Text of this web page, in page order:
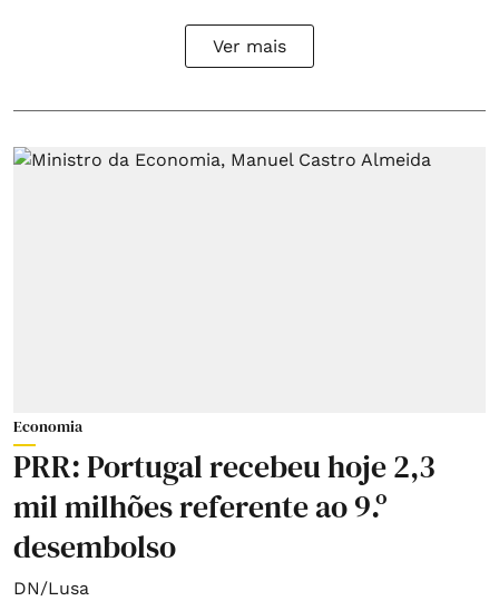
Ver mais
Economia
PRR: Portugal recebeu hoje 2,3
mil milhões referente ao 9.º
desembolso
DN/Lusa